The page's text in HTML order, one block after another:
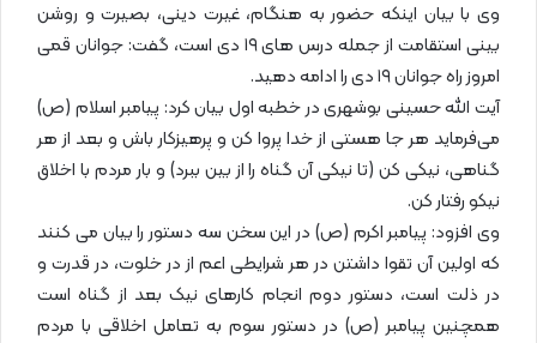
وی با بیان اینکه حضور به هنگام، غیرت دینی، بصیرت و روشن
بینی استقامت از جمله درس های ۱۹ دی است، گفت: جوانان قمی
امروز راه جوانان ۱۹ دی را ادامه دهید.
آیت الله حسینی بوشهری در خطبه اول بیان کرد: پیامبر اسلام (ص)
می‌فرماید هر جا هستی از خدا پروا کن و پرهیزکار باش و بعد از هر
گناهی، نیکی کن (تا نیکی آن گناه را از بین ببرد) و بار مردم با اخلاق
نیکو رفتار کن.
وی افزود: پیامبر اکرم (ص) در این سخن سه دستور را بیان می کنند
که اولین آن تقوا داشتن در هر شرایطی اعم از در خلوت، در قدرت و
در ذلت است، دستور دوم انجام کارهای نیک بعد از گناه است
همچنین پیامبر (ص) در دستور سوم به تعامل اخلاقی با مردم